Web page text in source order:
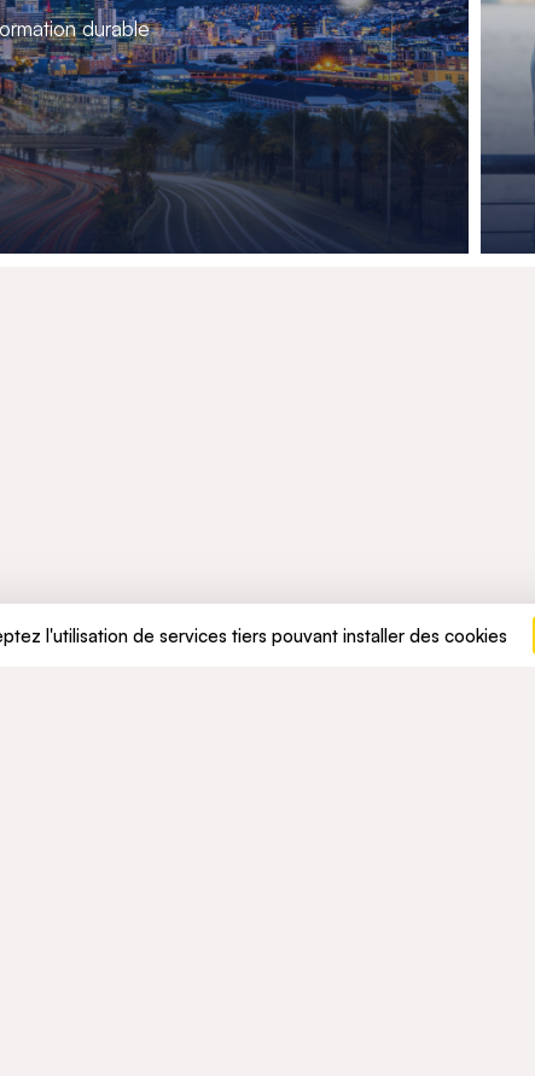
durable
l'utilisation de services tiers pouvant installer des cookies